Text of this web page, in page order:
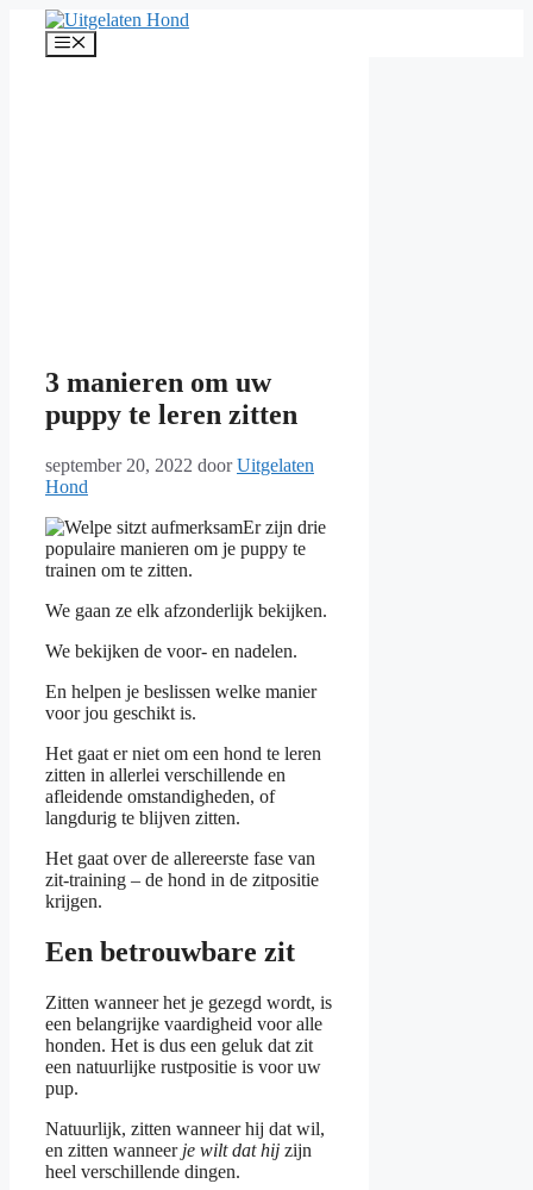
Menu
3 manieren om uw
puppy te leren zitten
september 20, 2022 doorUitgelaten
Hond
Er zijn drie
populaire manieren om je puppy te
trainen om te zitten.
We gaan ze elk afzonderlijk bekijken.
We bekijken de voor- en nadelen.
En helpen je beslissen welke manier
voor jou geschikt is.
Het gaat er niet om een hond te leren
zitten in allerlei verschillende en
afleidende omstandigheden, of
langdurig te blijven zitten.
Het gaat over de allereerste fase van
zit-training – de hond in de zitpositie
krijgen.
Een betrouwbare zit
Zitten wanneer het je gezegd wordt, is
een belangrijke vaardigheid voor alle
honden. Het is dus een geluk dat zit
een natuurlijke rustpositie is voor uw
pup.
Natuurlijk, zitten wanneer hij dat wil,
en zitten wanneer je wilt dat hij zijn
heel verschillende dingen.